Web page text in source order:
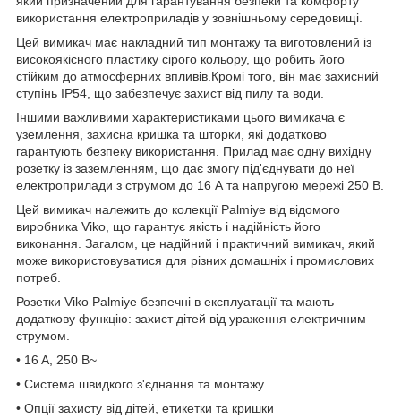
використання електроприладів у зовнішньому середовищі.
Цей вимикач має накладний тип монтажу та виготовлений із
високоякісного пластику сірого кольору, що робить його
стійким до атмосферних впливів.Кромі того, він має захисний
ступінь IP54, що забезпечує захист від пилу та води.
Іншими важливими характеристиками цього вимикача є
уземлення, захисна кришка та шторки, які додатково
гарантують безпеку використання. Прилад має одну вихідну
розетку із заземленням, що дає змогу під'єднувати до неї
електроприлади з струмом до 16 А та напругою мережі 250 В.
Цей вимикач належить до колекції Palmiye від відомого
виробника Viko, що гарантує якість і надійність його
виконання. Загалом, це надійний і практичний вимикач, який
може використовуватися для різних домашніх і промислових
потреб.
Розетки Viko Palmiye безпечні в експлуатації та мають
додаткову функцію: захист дітей від ураження електричним
струмом.
• 16 A, 250 В~
• Система швидкого з'єднання та монтажу
• Опції захисту від дітей, етикетки та кришки